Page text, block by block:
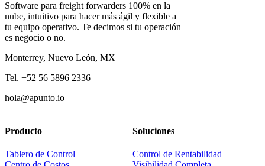
Software para freight forwarders 100% en la
nube, intuitivo para hacer más ágil y flexible a
tu equipo operativo. Te decimos si tu operación
es negocio o no.
Monterrey, Nuevo León, MX
Tel. +52 56 5896 2336
hola@apunto.io
Producto
Tablero de Control
Soluciones
Control de Rentabilidad